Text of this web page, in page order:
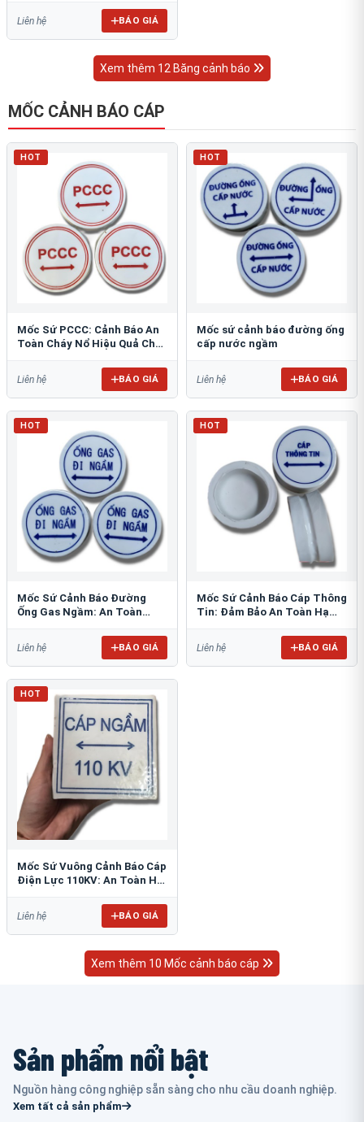
Liên hệ BÁO GIÁ
Xem thêm 12 Băng cảnh báo
MỐC CẢNH BÁO CÁP
HOT
Mốc Sứ PCCC: Cảnh Báo An
Toàn Cháy Nổ Hiệu Quả Cho
Liên hệ BÁO GIÁ
HOT
Mốc sứ cảnh báo đường ống
cấp nước ngầm
Liên hệ BÁO GIÁ
HOT
Mốc Sứ Cảnh Báo Đường
Ống Gas Ngầm: An Toàn
Liên hệ BÁO GIÁ
HOT
Mốc Sứ Cảnh Báo Cáp Thông
Tin: Đảm Bảo An Toàn Hạ
Liên hệ BÁO GIÁ
HOT
Mốc Sứ Vuông Cảnh Báo Cáp
Điện Lực 110KV: An Toàn Hệ
Liên hệ BÁO GIÁ
Xem thêm 10 Mốc cảnh báo cáp
Sản phẩm nổi bật
Nguồn hàng công nghiệp sẵn sàng cho nhu cầu doanh nghiệp.
Xem tất cả sản phẩm